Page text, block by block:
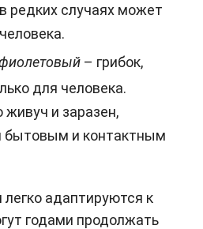
редких случаях может
– грибок,
для человека.
живуч и заразен,
бытовым и контактным
легко адаптируются к
годами продолжать